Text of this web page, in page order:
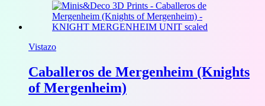
34,00 €
Vistazo
Caballeros de Mergenheim (Knights
of Mergenheim)